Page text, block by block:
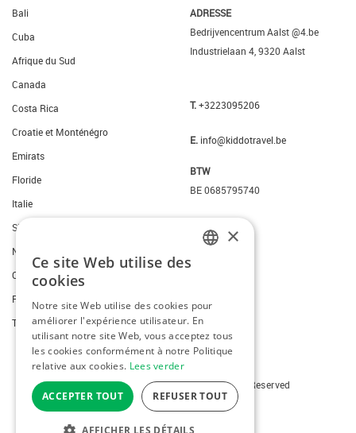
Bali
Cuba
Afrique du Sud
Canada
Costa Rica
Croatie et Monténégro
Emirats
Floride
Italie
Slovenie
New York
Ouest des Etats-Unis
Portugal
Thailande
ADRESSE
Bedrijvencentrum Aalst @4.be
Industrielaan 4, 9320 Aalst
T.+3223095206
E. info@kiddotravel.be
BTW
BE 0685795740
Copyright © 2026 Kiddotravel. All Rights Reserved
webdesignby conversal
×
Ce site Web utilise des
cookies
Notre site Web utilise des cookies pour
améliorer l'expérience utilisateur. En
utilisant notre site Web, vous acceptez tous
les cookies conformément à notre Politique
relative aux cookies. Lees verder
ACCEPTER TOUT REFUSER TOUT
AFFICHER LES DÉTAILS